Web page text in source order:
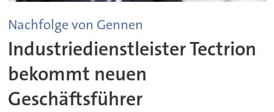
Nachfolge von Gennen
Industriedienstleister Tectrion
bekommt neuen
Geschäftsführer